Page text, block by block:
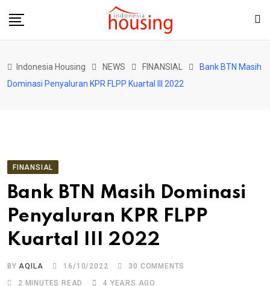
Indonesia Housing NEWS FINANSIAL
Bank BTN Masih
Dominasi Penyaluran KPR FLPP Kuartal III 2022
FINANSIAL
Bank BTN Masih Dominasi
Penyaluran KPR FLPP
Kuartal III 2022
BY AQILA 16/10/2022 30 COMMENTS
2 MINUTES READ
4 YEARS AGO